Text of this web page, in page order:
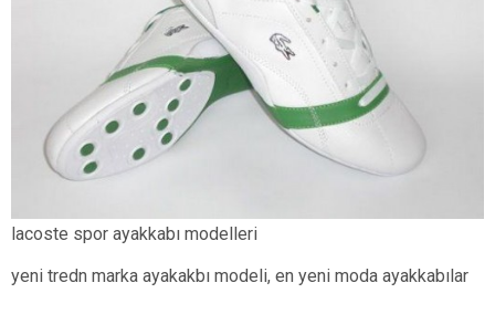
lacoste spor ayakkabı modelleri
yeni tredn marka ayakakbı modeli, en yeni moda ayakkabılar